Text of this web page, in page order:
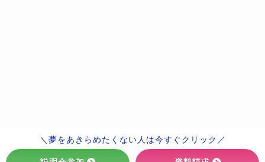
＼夢をあきらめたくない人は今すぐクリック／